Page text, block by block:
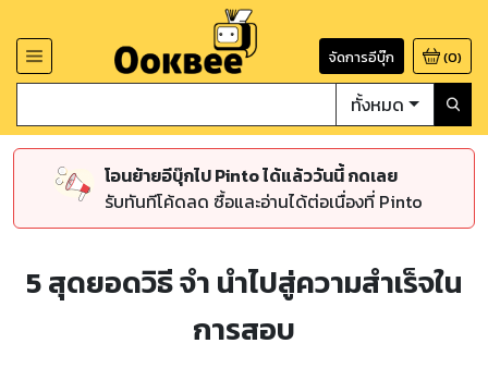
จัดการอีบุ๊ก (0)
ทั้งหมด
โอนย้ายอีบุ๊กไป Pinto ได้แล้ววันนี้ กดเลย
รับทันทีโค้ดลด ซื้อและอ่านได้ต่อเนื่องที่ Pinto
5 สุดยอดวิธี จำ นำไปสู่ความสำเร็จใน
การสอบ